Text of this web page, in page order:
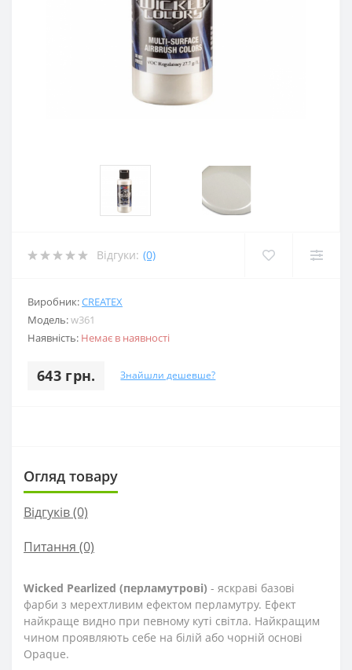
Відгуки: (0)
Виробник:CREATEX
Модель:w361
Наявність: Немає в наявності
643 грн. Знайшли дешевше?
Огляд товару
Відгуків (0)
Питання (0)
Wicked Pearlized (перламутрові) - яскраві базові
фарби з мерехтливим ефектом перламутру. Ефект
найкраще видно при певному куті світла. Найкращим
чином проявляють себе на білій або чорній основі
Opaque.